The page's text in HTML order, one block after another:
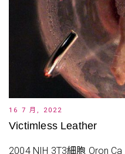
16 7 月, 2022
Victimless Leather
2004 NIH 3T3細胞 Oron Ca